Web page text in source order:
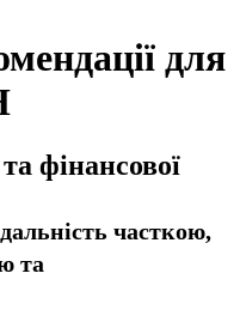
для
фінансової
часткою,
та